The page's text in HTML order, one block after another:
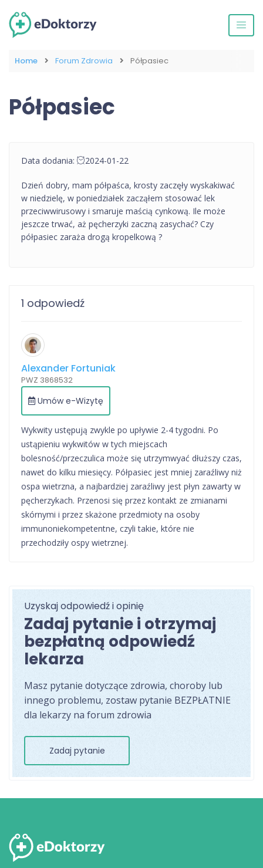
Home Forum Zdrowia Półpasiec
Półpasiec
Data dodania: 2024-01-22
Dzień dobry, mam półpaśca, krosty zaczęły wyskakiwać
w niedzielę, w poniedziałek zacząłem stosować lek
przeciwwirusowy i smaruje maścią cynkową. Ile może
jeszcze trwać, aż pęcherzyki zaczną zasychać? Czy
półpasiec zaraża drogą kropelkową ?
1 odpowiedź
Alexander Fortuniak
PWZ 3868532
Umów e-Wizytę
Wykwity ustępują zwykle po upływie 2-4 tygodni. Po
ustąpieniu wykwitów w tych miejscach
bolesność/przeczulica może się utrzymwyać dłuższy czas,
nawet do kilku miesięcy. Półpasiec jest mniej zaraźliwy niż
ospa wietrzna, a najbardziej zaraźliwy jest płyn zawarty w
pęcherzykach. Przenosi się przez kontakt ze zmianami
skórnymi i przez skażone przedmioty na osoby
immunoniekompetentne, czyli takie, które nie
przechodziły ospy wietrznej.
Uzyskaj odpowiedź i opinię
Zadaj pytanie i otrzymaj
bezpłatną odpowiedź
lekarza
Masz pytanie dotyczące zdrowia, choroby lub
innego problemu, zostaw pytanie BEZPŁATNIE
dla lekarzy na forum zdrowia
Zadaj pytanie